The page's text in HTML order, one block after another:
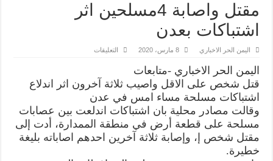
مقتل واصابة 4مسلحين اثر
اشتباكات بعدن
اليمن الحر الاخباري 8 مارس، 2020 التعليقات
اشتباكات
بعدن
مغلقة
اليمن الحر الاخباري -متابعات
قتل شخص على الاقل واصيب ثلاثة آخرون اثر اندلاع
اشتباكات مسلحة مساء امس في عدن
وقالت مصادر محلية بان اشتباكات اندلعت بين عصابات
مسلحة على قطعة أرض في منطقة الممدارة، أدت إلى
مقتل شخص إ، وإصابة ثلاثة آخرين احدهم اصاباته بليغة
خطيرة.